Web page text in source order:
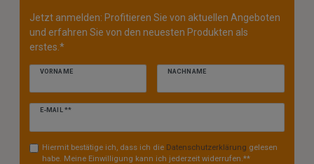
Jetzt anmelden: Profitieren Sie von aktuellen Angeboten
und erfahren Sie von den neuesten Produkten als
erstes.*
VORNAME NACHNAME
E-MAIL **
Newsletter
Hiermit bestätige ich, dass ich die Daten­schutz­erklärung gelesen
habe. Meine Einwilligung kann ich jederzeit widerrufen.**